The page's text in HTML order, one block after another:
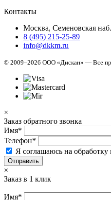
Контакты
Москва, Семеновская
8 (495) 215-25-89
info@dkkm.ru
© 2009–2026 ООО «Дискан» — Все
×
Заказ обратного звонка
Имя*
Телефон*
Я соглашаюсь на
Отправить
×
Заказ в 1 клик
Имя*